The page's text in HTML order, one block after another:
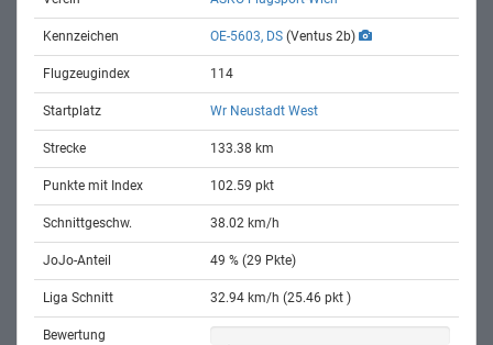
Kennzeichen OE-5603, DS (Ventus 2b)
Flugzeugindex 114
Startplatz Wr Neustadt West
Strecke 133.38 km
Punkte mit Index 102.59 pkt
Schnittgeschw. 38.02 km/h
JoJo-Anteil 49 % (29 Pkte)
Liga Schnitt 32.94 km/h (25.46 pkt )
Bewertung